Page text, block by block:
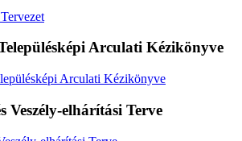
Arculati Kézikönyve
Veszély-elhárítási Terve